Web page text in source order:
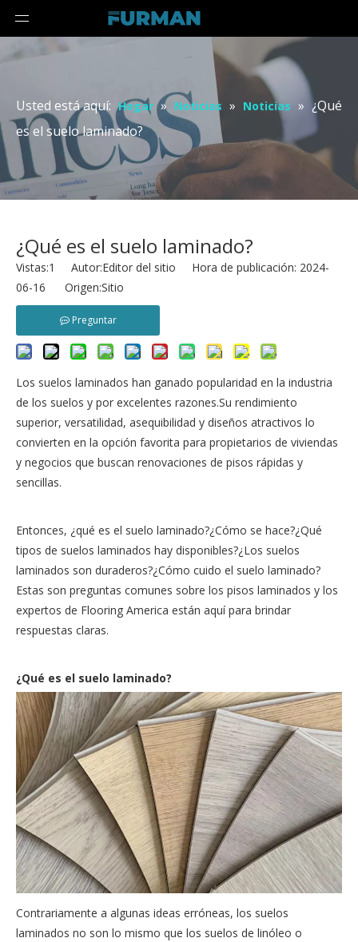
Usted está aquí: Hogar » Noticias » Noticias » ¿Qué
es el suelo laminado?
¿Qué es el suelo laminado?
Vistas:1
Autor:Editor del sitio Hora de publicación: 2024-
06-16 Origen:Sitio
Preguntar
Los suelos laminados han ganado popularidad en la industria
de los suelos y por excelentes razones.Su rendimiento
superior, versatilidad, asequibilidad y diseños atractivos lo
convierten en la opción favorita para propietarios de viviendas
y negocios que buscan renovaciones de pisos rápidas y
sencillas.
Entonces, ¿qué es el suelo laminado?¿Cómo se hace?¿Qué
tipos de suelos laminados hay disponibles?¿Los suelos
laminados son duraderos?¿Cómo cuido el suelo laminado?
Estas son preguntas comunes sobre los pisos laminados y los
expertos de Flooring America están aquí para brindar
respuestas claras.
¿Qué es el suelo laminado?
Contrariamente a algunas ideas erróneas, los suelos
laminados no son lo mismo que los suelos de linóleo o